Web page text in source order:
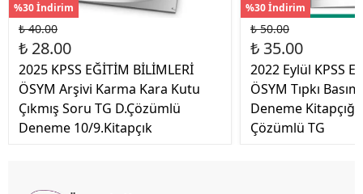
%30 İndirim
₺ 40.00
₺ 28.00
2025 KPSS EĞİTİM BİLİMLERİ
ÖSYM Arşivi Karma Kara Kutu
Çıkmış Soru TG D.Çözümlü
Deneme 10/9.Kitapçık
%30 İndirim
₺ 50.00
₺ 35.00
2022 Eylül KPSS
ÖSYM Tıpkı
Deneme
Çözümlü TG